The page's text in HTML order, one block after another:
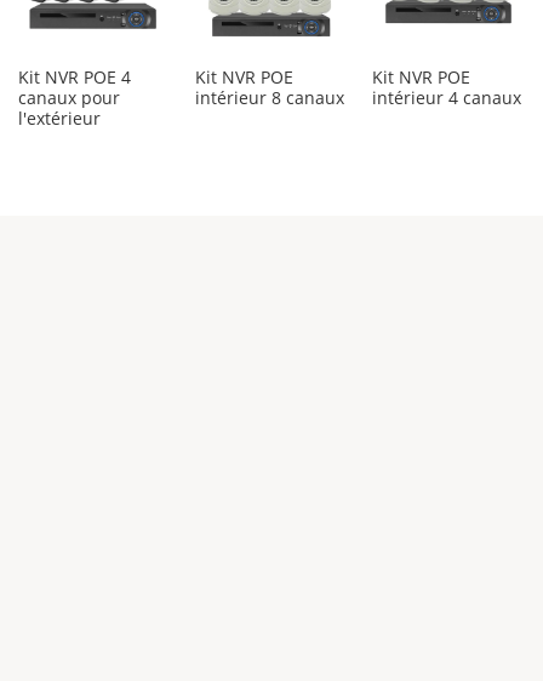
Kit NVR POE 4
canaux pour
l'extérieur
Kit NVR POE
intérieur 8 canaux
Kit NVR POE
intérieur 4 canaux